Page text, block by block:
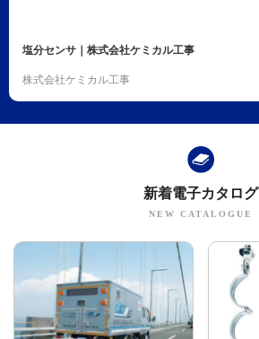
塩分センサ｜株式会社ケミカル工事
株式会社ケミカル工事
新着電子カタログ